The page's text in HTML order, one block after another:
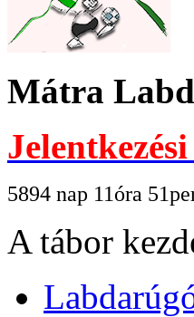
Mátra
5894 nap 11óra
A tábor